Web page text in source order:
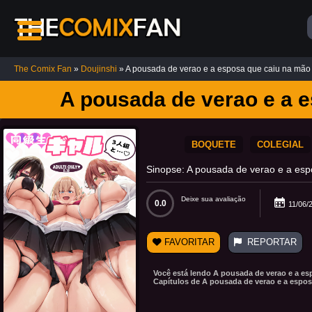
Casa
das
Bonecas
12K
Chainsaw
Man HQ
Hentai:
Desejo
de Poder
10K
The Comix Fan » Doujinshi » A pousada de verao e a esposa que caiu na
A pousada de verao e a
BOQUETE COLEGIAL
Sinopse: A pousada de verao e a
0.0 Deixe sua avaliação
11/06/
FAVORITAR REPORTAR
Você está lendo A pousada de verao e a
Capítulos de A pousada de verao e a